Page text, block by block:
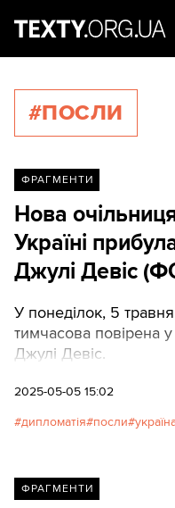
#ПОСЛИ
ФРАГМЕНТИ
Нова
Україні
Джулі Девіс
У понеділок, 5
тимчасова повірена
Джулі Девіс.
2025-05-05 15:02
дипломатія посли
ФРАГМЕНТИ